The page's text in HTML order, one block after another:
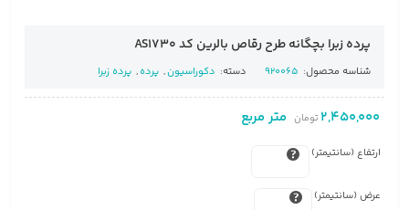
پرده زبرا بچگانه طرح رقاص بالرین کد AS1730
شناسه محصول: 920065 دسته: دکوراسیون, پرده, پرده زبرا
2,450,000 تومان متر مربع
ارتفاع (سانتیمتر)
عرض (سانتیمتر)